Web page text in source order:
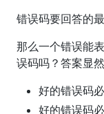
错误码要回答的
那么一个错误能
误码吗？答案显
好的错误码
好的错误码